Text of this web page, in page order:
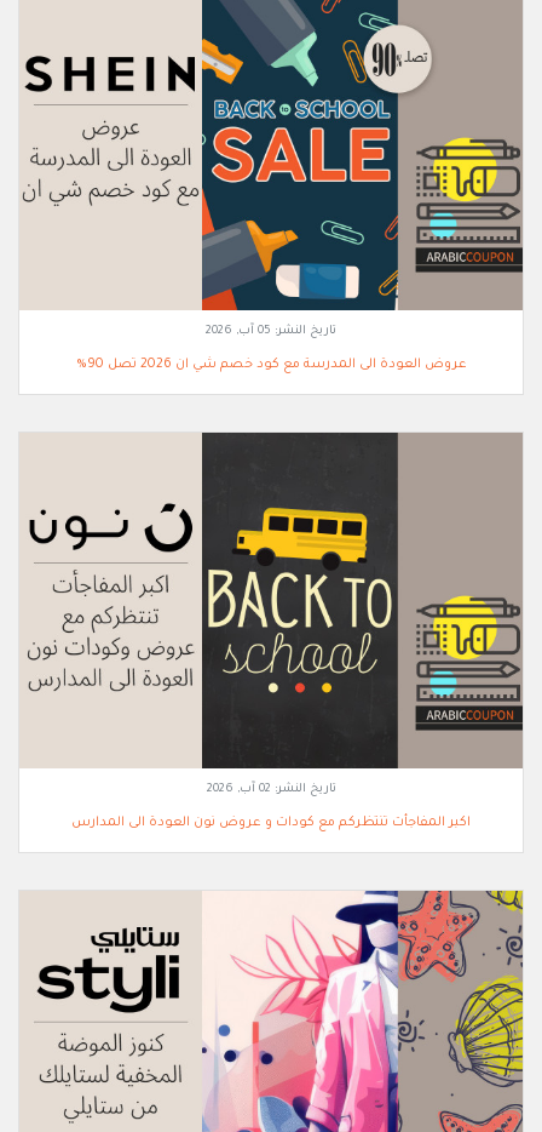
تاريخ النشر: 05 آب, 2026
عروض العودة الى المدرسة مع كود خصم شي ان 2026 تصل 90%
تاريخ النشر: 02 آب, 2026
اكبر المفاجأت تنتظركم مع كودات و عروض نون العودة الى المدارس